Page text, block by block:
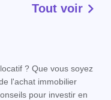
Tout voir
? Que vous soyez
l'achat immobilier
pour investir en